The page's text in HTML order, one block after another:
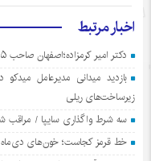
اخبار مرتبط
دکتر امیر کرمزاده؛اصفهان صاحب ۵ هتل پنج‌ستاره می‌شود
بازدید میدانی مدیرعامل
زیرساخت‌های ریلی
سه شرط واگذاری سایپا /
خط قرمز کجاست؛ خون‌های دی‌ماه